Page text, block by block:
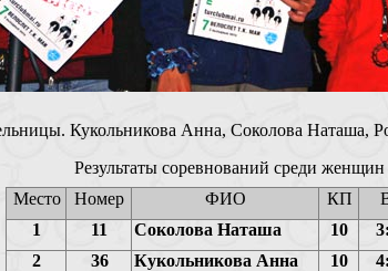
Кукольникова Анна, Соколова Наташа,
Результаты соревнований среди женщин
Место
Номер ФИО КП
1
11 Соколова Наташа 10
2
36 Кукольникова Анна 10